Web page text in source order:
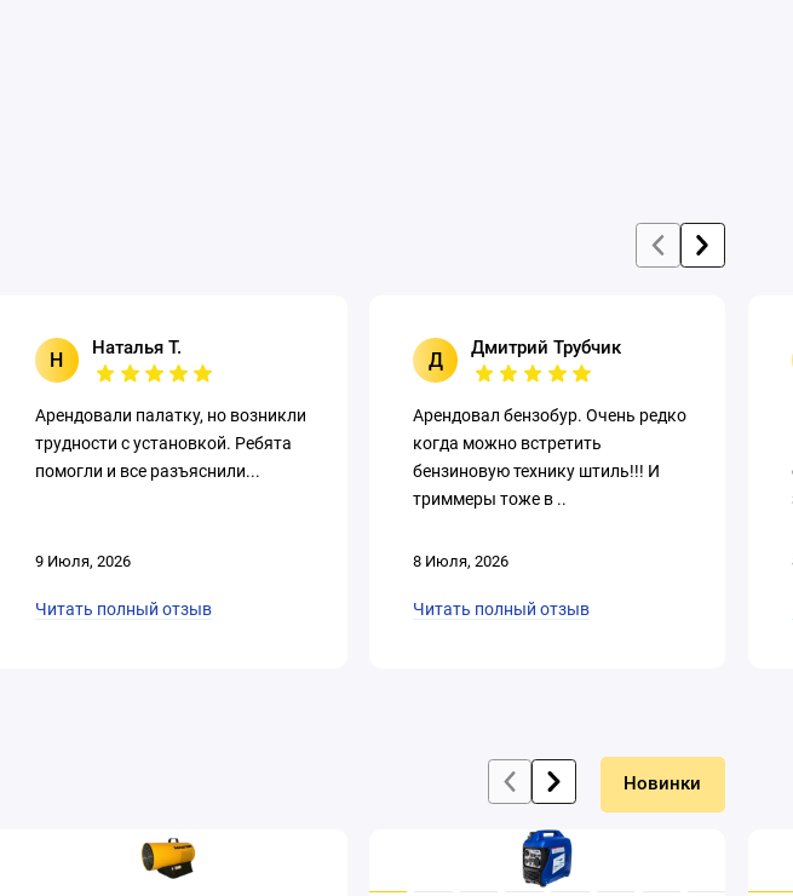
Н
Наталья Т.
Арендовали палатку, но возникли
трудности с установкой. Ребята
помогли и все разъяснили...
9 Июля, 2026
Читать полный отзыв
Д
Дмитрий Трубчик
Арендовал бензобур. Очень редко
когда можно встретить
бензиновую технику штиль!!! И
триммеры тоже в ..
8 Июля, 2026
Читать полный отзыв
Новинки